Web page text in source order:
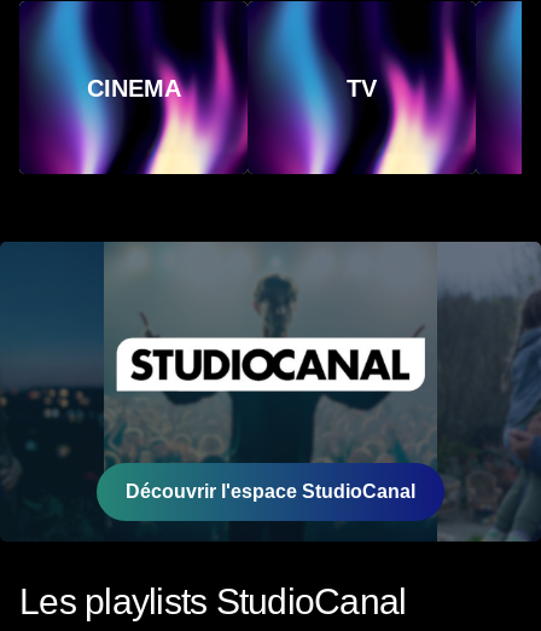
CINEMA TV
Découvrir l'espace StudioCanal
Les playlists StudioCanal
Gourou